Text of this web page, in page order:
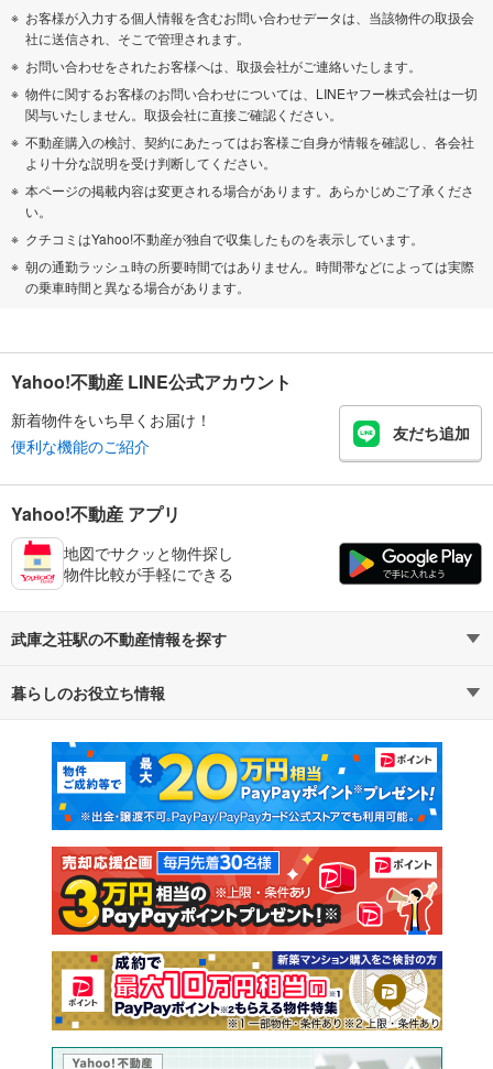
お客様が入力する個人情報を含むお問い合わせデータは、当該物件の取扱会
社に送信され、そこで管理されます。
お問い合わせをされたお客様へは、取扱会社がご連絡いたします。
物件に関するお客様のお問い合わせについては、LINEヤフー株式会社は一切
関与いたしません。取扱会社に直接ご確認ください。
不動産購入の検討、契約にあたってはお客様ご自身が情報を確認し、各会社
より十分な説明を受け判断してください。
本ページの掲載内容は変更される場合があります。あらかじめご了承くださ
い。
クチコミはYahoo!不動産が独自で収集したものを表示しています。
朝の通勤ラッシュ時の所要時間ではありません。時間帯などによっては実際
の乗車時間と異なる場合があります。
Yahoo!不動産 LINE公式アカウント
新着物件をいち早くお届け！
便利な機能のご紹介
友だち追加
Yahoo!不動産 アプリ
地図でサクッと物件探し
物件比較が手軽にできる
武庫之荘駅の不動産情報を探す
不動産・住宅
新築マンション 中古マンション
新築一戸建て 中古一戸建て
注文住宅 土地
売却査定
暮らしのお役立ち情報
マンションカタログ 教えて！住まいの先生